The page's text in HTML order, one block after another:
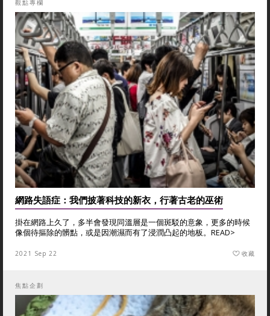
觀點專欄
網路失語症：我們披著科技的新衣，行著古老的巫術
掛在網路上久了，多半會發現同溫層是一個斑駁的意象，更多的時候
像個待摳除的髒點，或是因潮濕而有了浸潤凸起的地板。 READ>
2021 Sep 22 收藏
焦點企劃